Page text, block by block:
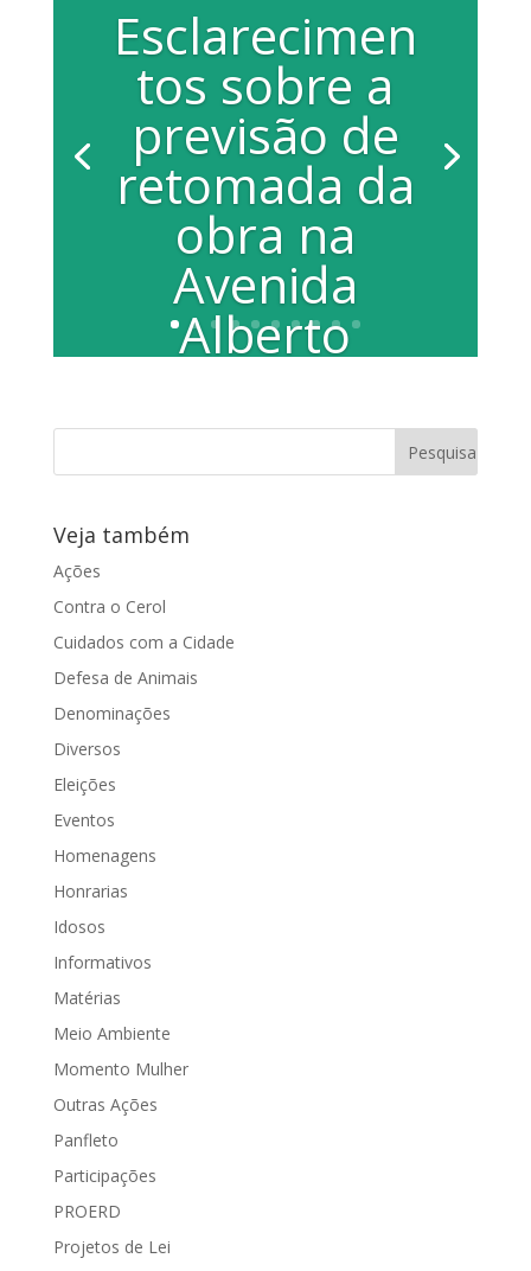
Esclarecimen
tos sobre a
previsão de
retomada da
obra na
Avenida
Alberto
Preocupada com a paralização da
Veja também
Ações
Contra o Cerol
Cuidados com a Cidade
Defesa de Animais
Denominações
Diversos
Eleições
Eventos
Homenagens
Honrarias
Idosos
Informativos
Matérias
Meio Ambiente
Momento Mulher
Outras Ações
Panfleto
Participações
PROERD
Projetos de Lei